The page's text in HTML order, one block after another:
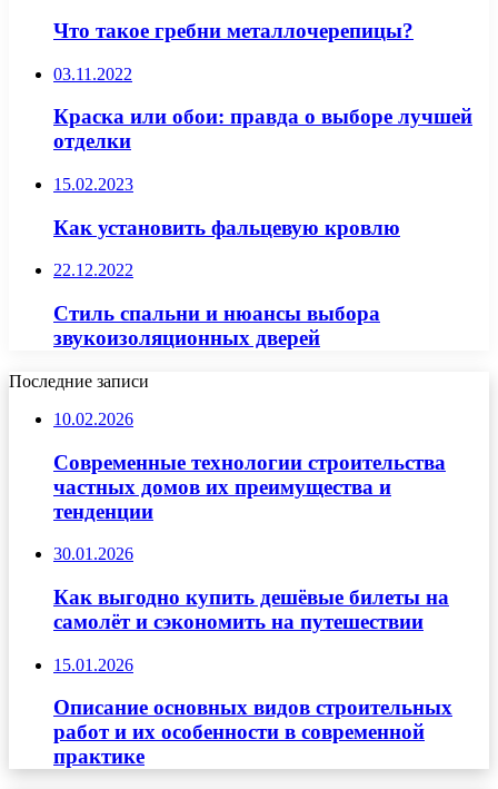
Что такое гребни металлочерепицы?
03.11.2022
Краска или обои: правда о выборе лучшей
отделки
15.02.2023
Как установить фальцевую кровлю
22.12.2022
Стиль спальни и нюансы выбора
звукоизоляционных дверей
Последние записи
10.02.2026
Современные технологии строительства
частных домов их преимущества и
тенденции
30.01.2026
Как выгодно купить дешёвые билеты на
самолёт и сэкономить на путешествии
15.01.2026
Описание основных видов строительных
работ и их особенности в современной
практике